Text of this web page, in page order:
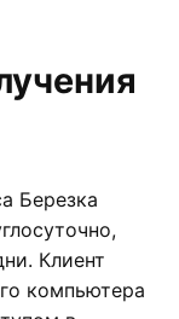
Березка
Клиент
компьютера